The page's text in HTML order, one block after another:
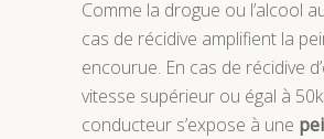
Comme la drogue ou l’alcool
cas de récidive amplifient la
encourue. En cas de récidive
vitesse supérieur ou égal à
conducteur s’expose à une